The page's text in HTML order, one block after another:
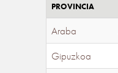
PROVINCIA
Araba
Gipuzkoa